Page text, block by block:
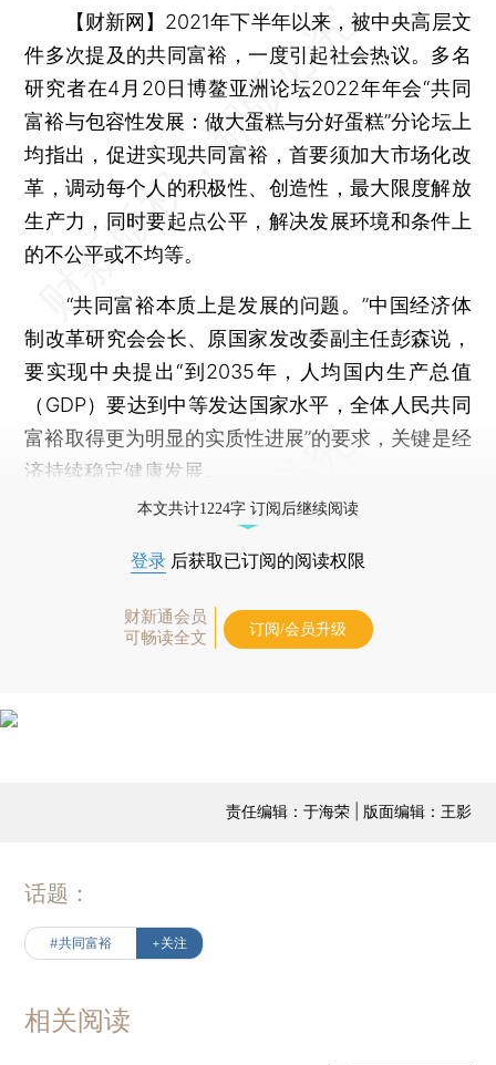
【财新网】 2021年下半年以来，被中央高层文
件多次提及的共同富裕，一度引起社会热议。多名
研究者在4月20日博鳌亚洲论坛2022年年会“共同
富裕与包容性发展：做大蛋糕与分好蛋糕”分论坛上
均指出，促进实现共同富裕，首要须加大市场化改
革，调动每个人的积极性、创造性，最大限度解放
生产力，同时要起点公平，解决发展环境和条件上
的不公平或不均等。
“共同富裕本质上是发展的问题。”中国经济体
制改革研究会会长、原国家发改委副主任彭森说，
要实现中央提出“到2035年，人均国内生产总值
（GDP）要达到中等发达国家水平，全体人民共同
富裕取得更为明显的实质性进展”的要求，关键是经
济持续稳定健康发展。
本文共计1224字 订阅后继续阅读
登录 后获取已订阅的阅读权限
财新通会员
可畅读全文
订阅/会员升级
责任编辑：于海荣 | 版面编辑：王影
话题：
#共同富裕 +关注
相关阅读